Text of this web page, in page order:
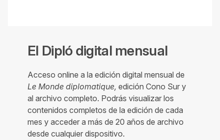
El Dipló digital mensual
Acceso online a la edición digital mensual de
Le Monde diplomatique, edición Cono Sur y
al archivo completo. Podrás visualizar los
contenidos completos de la edición de cada
mes y acceder a más de 20 años de archivo
desde cualquier dispositivo.